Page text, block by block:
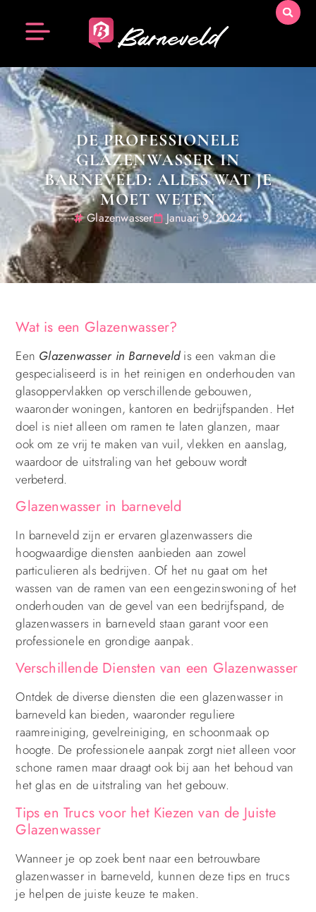
DE PROFESSIONELE
GLAZENWASSER IN
BARNEVELD: ALLES WAT JE
MOET WETEN
Glazenwasser Januari 9, 2024
Wat is een Glazenwasser?
Een Glazenwasser in Barneveldis een vakman die
gespecialiseerd is in het reinigen en onderhouden van
glasoppervlakken op verschillende gebouwen,
waaronder woningen, kantoren en bedrijfspanden. Het
doel is niet alleen om ramen te laten glanzen, maar
ook om ze vrij te maken van vuil, vlekken en aanslag,
waardoor de uitstraling van het gebouw wordt
verbeterd.
Glazenwasser in barneveld
In barneveld zijn er ervaren glazenwassers die
hoogwaardige diensten aanbieden aan zowel
particulieren als bedrijven. Of het nu gaat om het
wassen van de ramen van een eengezinswoning of het
onderhouden van de gevel van een bedrijfspand, de
glazenwassers in barneveld staan garant voor een
professionele en grondige aanpak.
Verschillende Diensten van een Glazenwasser
Ontdek de diverse diensten die een glazenwasser in
barneveld kan bieden, waaronder reguliere
raamreiniging, gevelreiniging, en schoonmaak op
hoogte. De professionele aanpak zorgt niet alleen voor
schone ramen maar draagt ook bij aan het behoud van
het glas en de uitstraling van het gebouw.
Tips en Trucs voor het Kiezen van de Juiste
Glazenwasser
Wanneer je op zoek bent naar een betrouwbare
glazenwasser in barneveld, kunnen deze tips en trucs
je helpen de juiste keuze te maken.